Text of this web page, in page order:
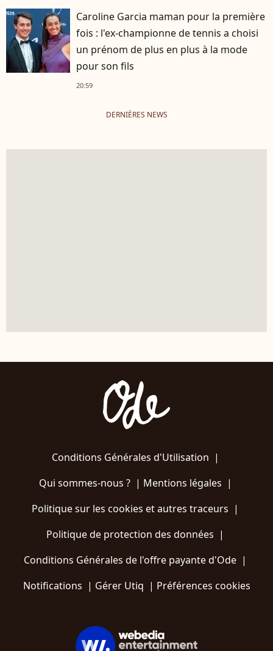
Caroline Garcia maman pour la première
fois : l'ex-championne de tennis a choisi
un prénom de plus en plus à la mode
pour son fils
20:59
DERNIÈRES NEWS
Conditions Générales d'Utilisation |
Qui sommes-nous ?| Mentions légales |
Politique sur les cookies et autres traceurs |
Politique de protection des données |
Conditions Générales de l'offre payante d'Ode |
Notifications | Gérer Utiq | Préférences cookies